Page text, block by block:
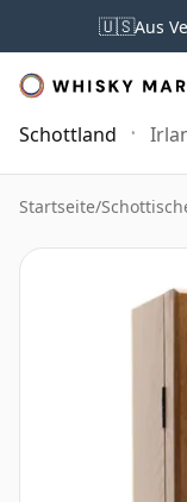
🇺🇸Aus
Schottland
Startseite/